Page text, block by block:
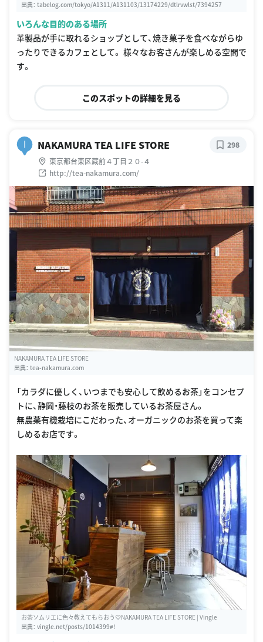
出典： tabelog.com/tokyo/A1311/A131103/13174229/dtlrvwlst/7394257
いろんな目的のある場所
革製品が手に取れるショップとして、焼き菓子を食べながらゆ
ったりできるカフェとして。 様々なお客さんが楽しめる空間で
す。
このスポットの詳細を見る
I NAKAMURA TEA LIFE STORE
東京都台東区蔵前４丁目２０-４
http://tea-nakamura.com/
298
NAKAMURA TEA LIFE STORE
出典： tea-nakamura.com
「カラダに優しく、いつまでも安心して飲めるお茶」をコンセプ
トに、静岡・藤枝のお茶を販売しているお茶屋さん。
無農薬有機栽培にこだわった、オーガニックのお茶を買って楽
しめるお店です。
お茶ソムリエに色々教えてもらおう♡NAKAMURA TEA LIFE STORE | Vingle
出典： vingle.net/posts/1014399#!